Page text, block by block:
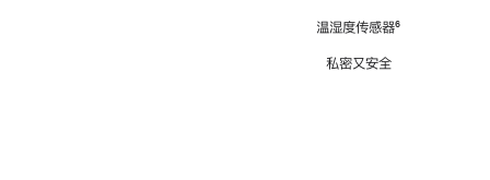
温湿度传感器脚
⁶
私密又安全